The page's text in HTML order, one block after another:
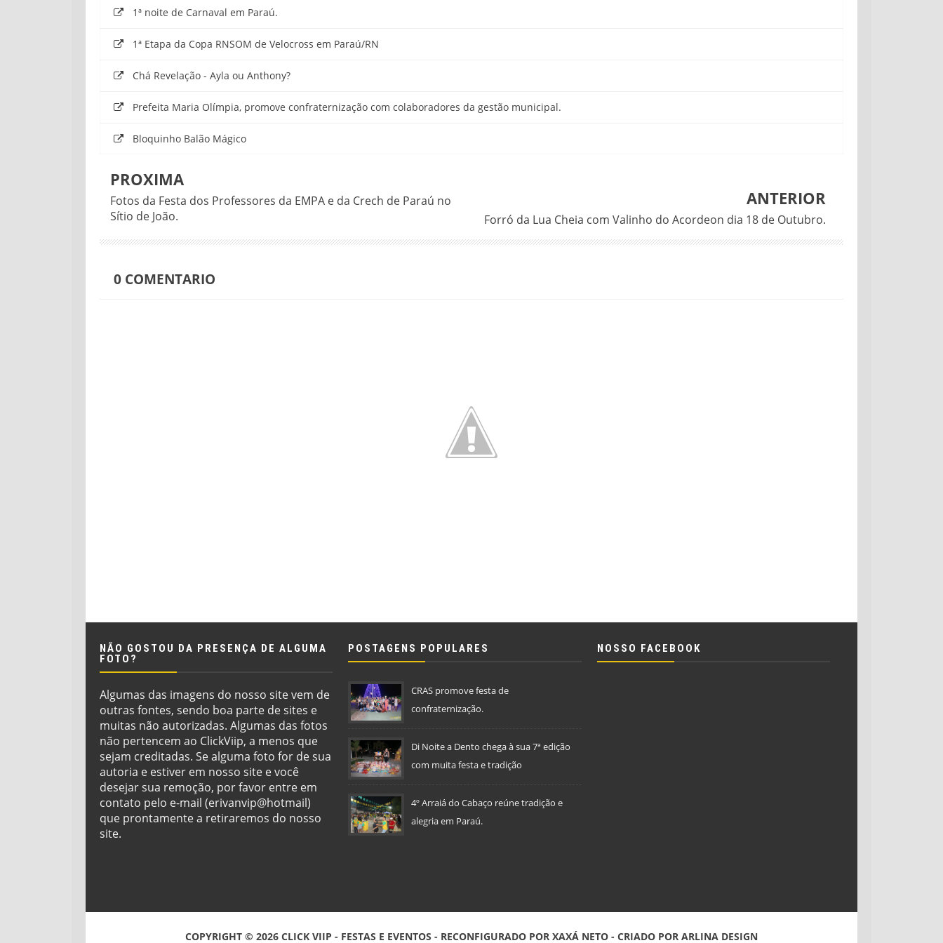
1ª noite de Carnaval em Paraú.
1ª Etapa da Copa RNSOM de Velocross em Paraú/RN
Chá Revelação - Ayla ou Anthony?
Prefeita Maria Olímpia, promove confraternização com colaboradores da gestão municipal.
Bloquinho Balão Mágico
PROXIMA
Fotos da Festa dos Professores da EMPA e da Crech de Paraú no
Sítio de João.
ANTERIOR
Forró da Lua Cheia com Valinho do Acordeon dia 18 de Outubro.
0 COMENTARIO
NÃO GOSTOU DA PRESENÇA DE ALGUMA
FOTO?
Algumas das imagens do nosso site vem de
outras fontes, sendo boa parte de sites e
muitas não autorizadas. Algumas das fotos
não pertencem ao ClickViip, a menos que
sejam creditadas. Se alguma foto for de sua
autoria e estiver em nosso site e você
desejar sua remoção, por favor entre em
contato pelo e-mail (erivanvip@hotmail)
que prontamente a retiraremos do nosso
site.
POSTAGENS POPULARES
CRAS promove festa de
confraternização.
Di Noite a Dento chega à sua 7ª edição
com muita festa e tradição
4º Arraiá do Cabaço reúne tradição e
alegria em Paraú.
NOSSO FACEBOOK
COPYRIGHT © 2026 CLICK VIIP - FESTAS E EVENTOS - RECONFIGURADO POR XAXÁ NETO - CRIADO POR ARLINA DESIGN